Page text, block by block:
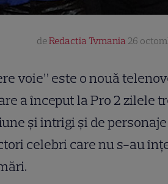
deRedactia Tvmania 26
voie” este o nouă
a început la Pro 2 zilele
și intrigi și de personaje
celebri care nu s-au